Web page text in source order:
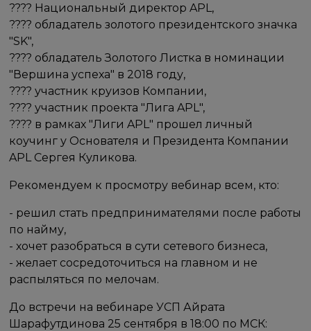
???? Национальный директор APL,
???? обладатель золотого президентского значка
"SK",
???? обладатель Золотого Листка в номинации
"Вершина успеха" в 2018 году,
???? участник круизов Компании,
???? участник проекта "Лига APL",
???? в рамках "Лиги APL" прошел личный
коучинг у Основателя и Президента Компании
APL Сергея Куликова.
Рекомендуем к просмотру вебинар всем, кто:
- решил стать предпринимателями после работы
по найму,
- хочет разобраться в сути сетевого бизнеса,
- желает сосредоточиться на главном и не
распыляться по мелочам.
До встречи на вебинаре УСП Айрата
Шарафутдинова 25 сентября в 18:00 по МСК: